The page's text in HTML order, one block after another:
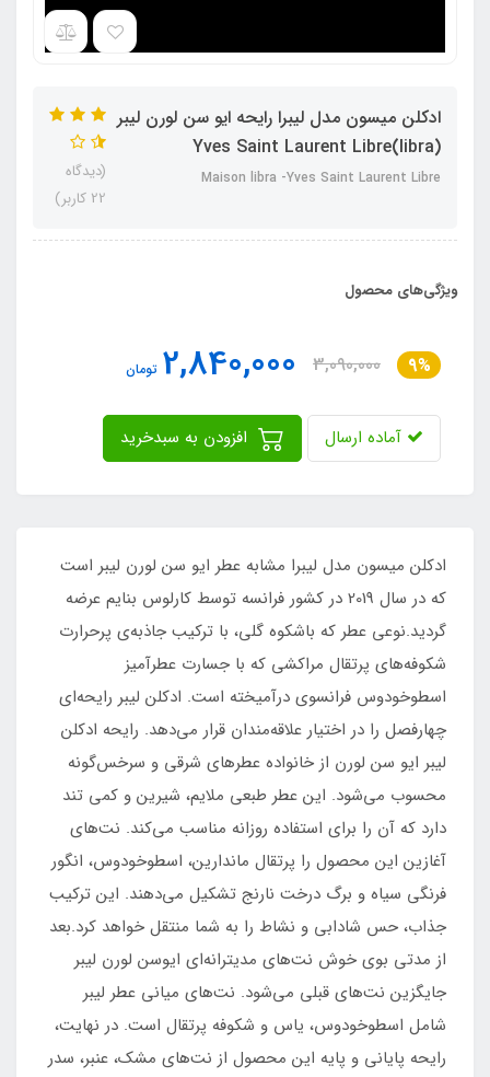
ادکلن میسون مدل لیبرا رایحه ایو سن لورن لیبر
(libra)Yves Saint Laurent Libre
Maison libra -Yves Saint Laurent Libre
(دیدگاه
22 کاربر)
ویژگی‌های محصول
9%
3,090,000
2,840,000 تومان
آماده ارسال
ادکلن میسون مدل لیبرا مشابه عطر ایو سن لورن لیبر است
که در سال 2019 در کشور فرانسه توسط کارلوس بنایم عرضه
گردید.نوعی عطر که باشکوه گلی، با ترکیب جاذبه‌ی پرحرارت
شکوفه‌های پرتقال مراکشی که با جسارت عطرآمیز
اسطوخودوس فرانسوی درآمیخته است. ادکلن لیبر رایحه‌ای
چهارفصل را در اختیار علاقه‌مندان قرار می‌دهد. رایحه ادکلن
لیبر ایو سن لورن از خانواده عطرهای شرقی و سرخس‌گونه‌
محسوب می‌شود. این عطر طبعی ملایم، شیرین و کمی تند
دارد که آن را برای استفاده روزانه مناسب می‌کند. نت‌های
آغازین این محصول را پرتقال ماندارین، اسطوخودوس، انگور
فرنگی سیاه و برگ درخت نارنج تشکیل می‌دهند. این ترکیب
جذاب، حس شادابی و نشاط را به شما منتقل خواهد کرد.بعد
از مدتی بوی خوش نت‌های مدیترانه‌ای ایوسن لورن لیبر
جایگزین نت‌های قبلی می‌شود. نت‌های میانی عطر لیبر
شامل اسطوخودوس، یاس و شکوفه پرتقال است. در نهایت،
رایحه پایانی و پایه این محصول از نت‌های مشک، عنبر، سدر